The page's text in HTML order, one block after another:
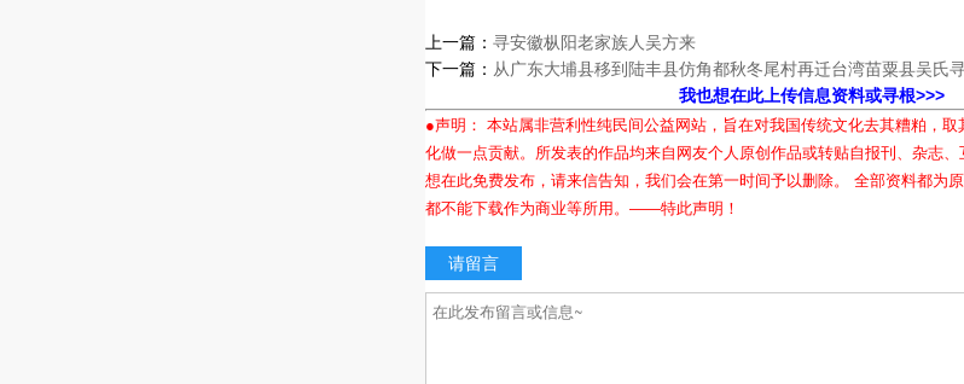
上一篇： 寻安徽枞阳老家族人吴方来
下一篇： 从广东大埔县移到陆丰县仿角都秋冬尾村再迁台湾苗粟县吴氏
我也想在此上传信息资料或寻根>>>
●声明： 本站属非营利性纯民间公益网站，旨在对我国传统文化去其糟粕，
化做一点贡献。所发表的作品均来自网友个人原创作品或转贴自报刊、杂志
想在此免费发布，请来信告知，我们会在第一时间予以删除。 全部资料都为
都不能下载作为商业等所用。——特此声明！
请留言